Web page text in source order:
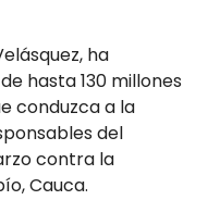
ha
hasta 130 millones
conduzca a la
del
contra la
Cauca.